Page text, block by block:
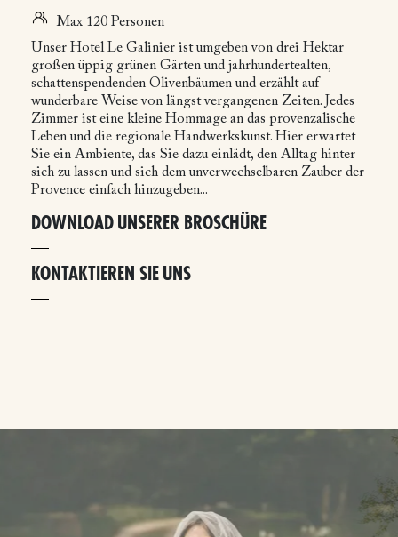
Max 120 Personen
Unser Hotel Le Galinier ist umgeben von drei Hektar
großen üppig grünen Gärten und jahrhundertealten,
schattenspendenden Olivenbäumen und erzählt auf
wunderbare Weise von längst vergangenen Zeiten. Jedes
Zimmer ist eine kleine Hommage an das provenzalische
Leben und die regionale Handwerkskunst. Hier erwartet
Sie ein Ambiente, das Sie dazu einlädt, den Alltag hinter
sich zu lassen und sich dem unverwechselbaren Zauber der
Provence einfach hinzugeben...
DOWNLOAD UNSERER BROSCHÜRE
KONTAKTIEREN SIE UNS